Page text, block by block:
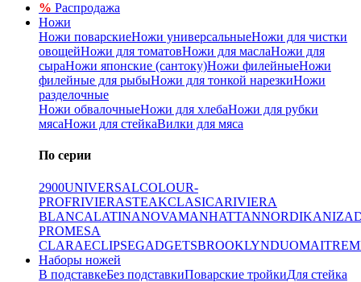
% Распродажа
Ножи
Ножи поварскиеНожи универсальныеНожи для чистки
овощейНожи для томатовНожи для маслаНожи для
сыраНожи японские (сантоку)Ножи филейныеНожи
филейные для рыбыНожи для тонкой нарезкиНожи
разделочные
Ножи обвалочныеНожи для хлебаНожи для рубки
мясаНожи для стейкаВилки для мяса
По серии
2900UNIVERSALCOLOUR-
PROFRIVIERASTEAKCLASICARIVIERA
BLANCALATINANOVAMANHATTANNORDIKANIZA
PROMESA
CLARAECLIPSEGADGETSBROOKLYNDUOMAITRE
Наборы ножей
В подставкеБез подставкиПоварские тройкиДля стейка